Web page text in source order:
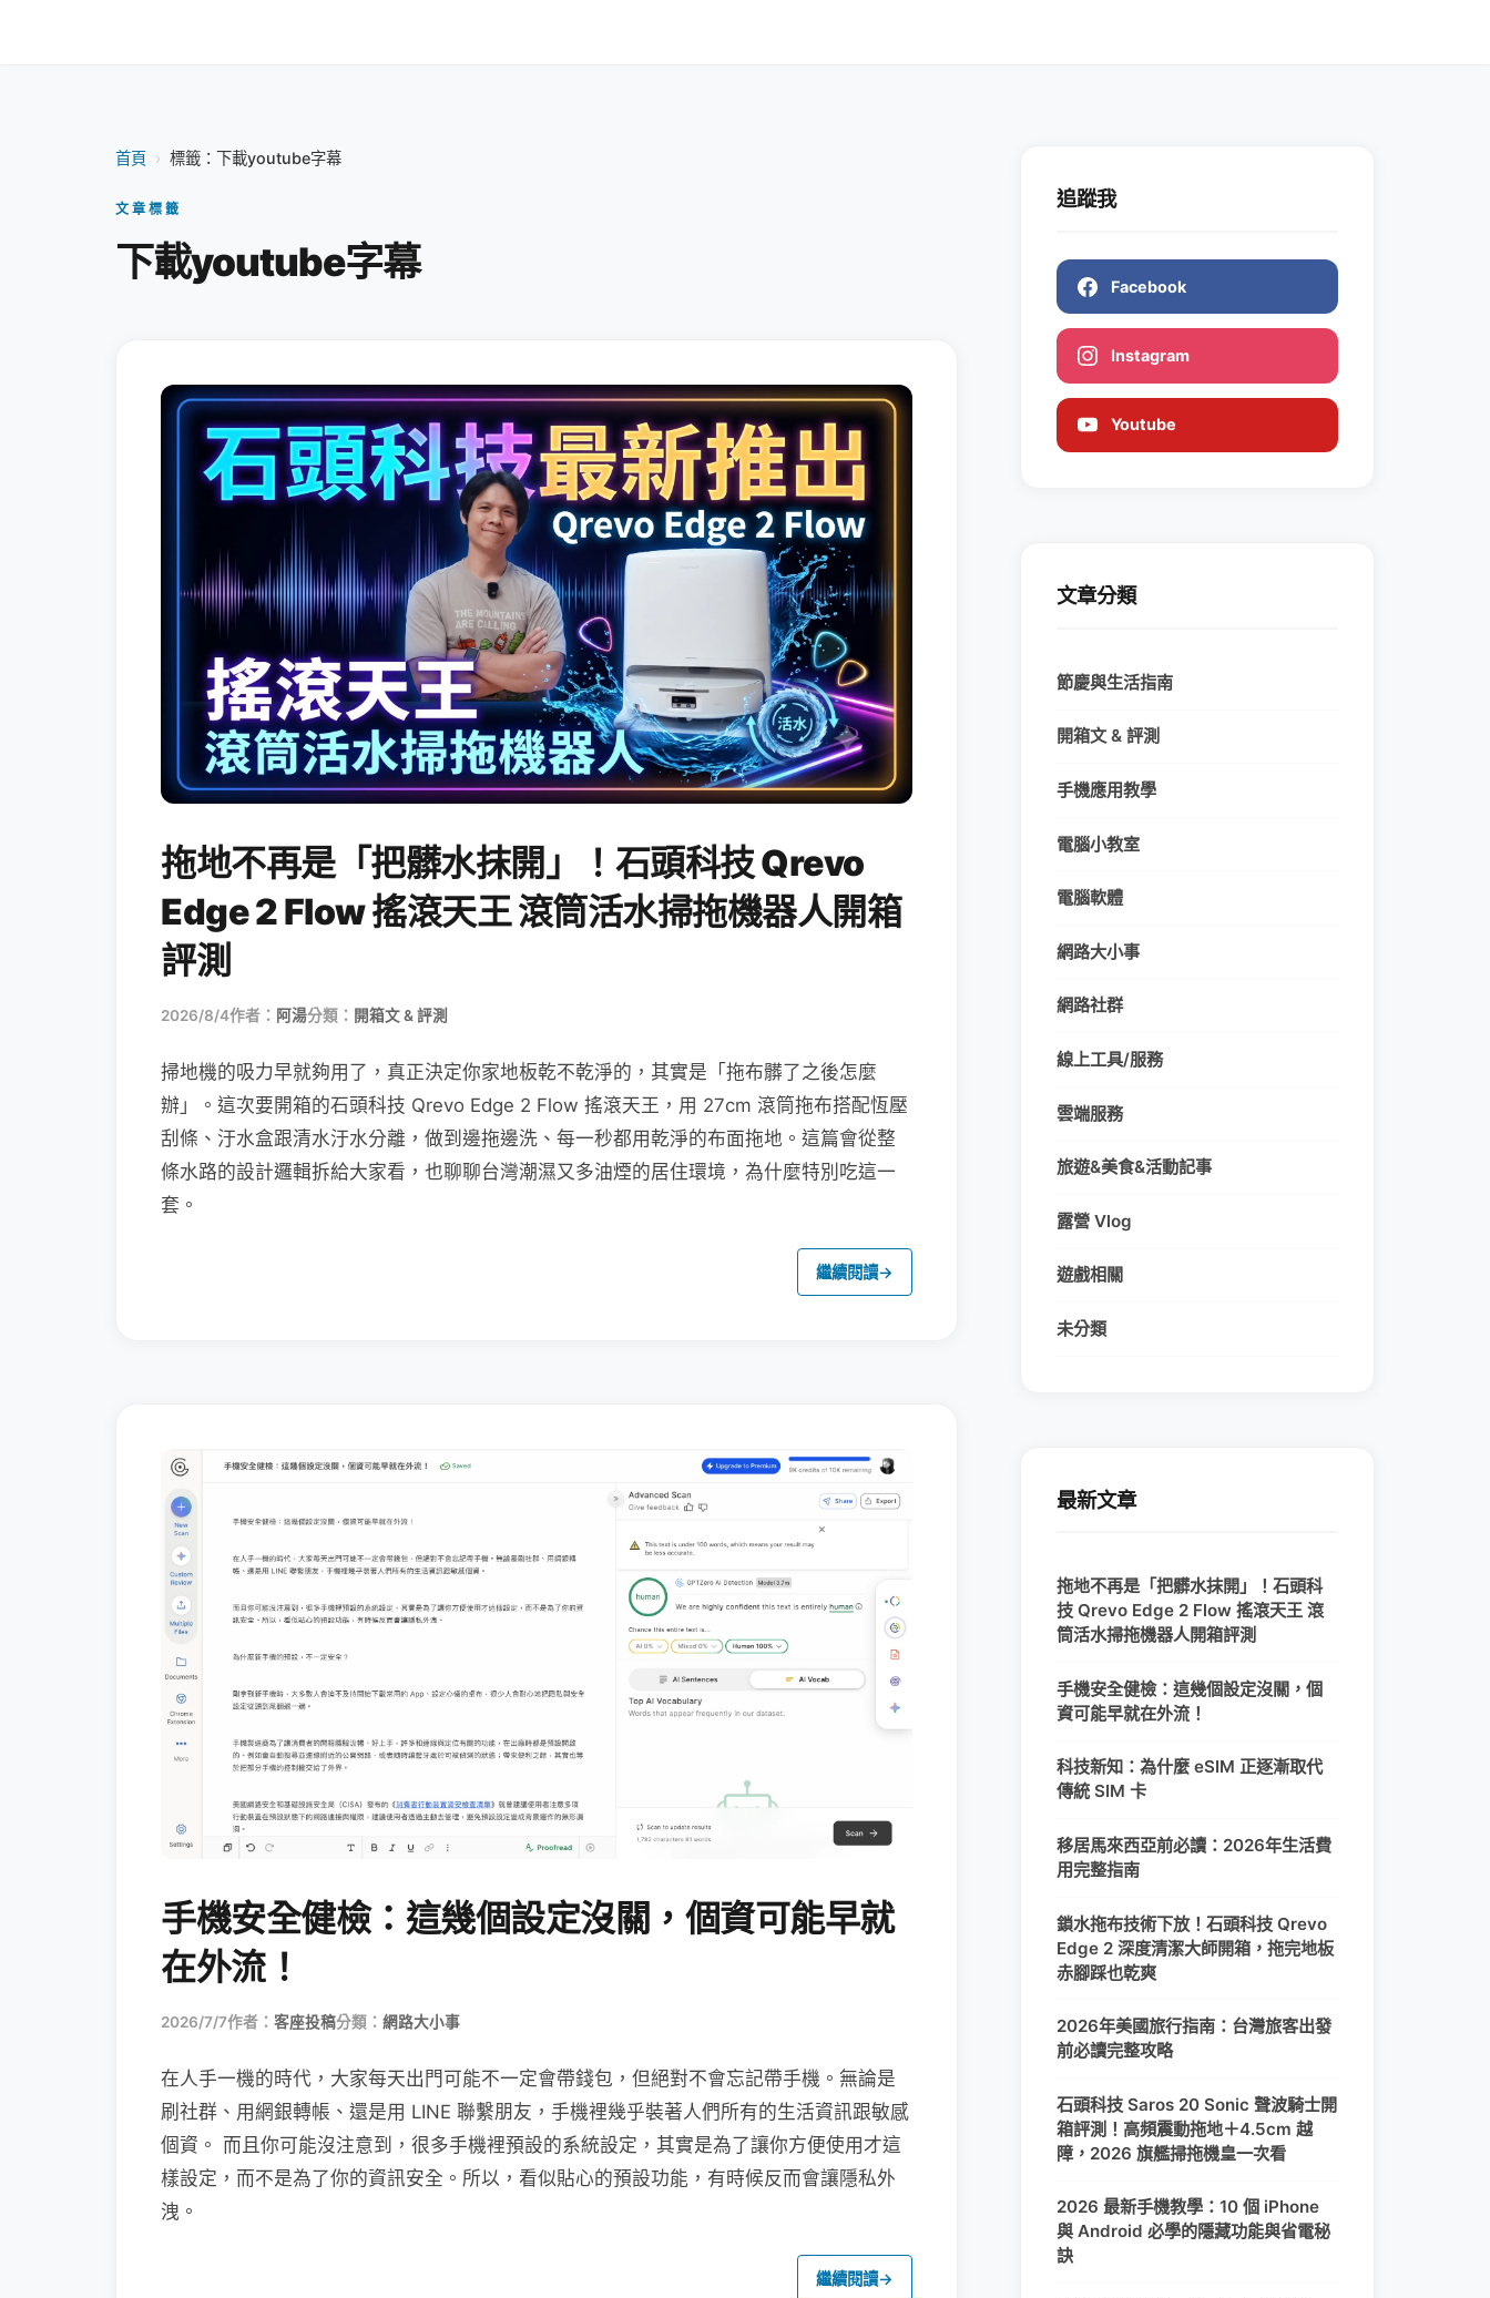
首頁 › 標籤：下載youtube字幕
文章標籤
下載youtube字幕
拖地不再是「把髒水抹開」！石頭科技 Qrevo
Edge 2 Flow 搖滾天王 滾筒活水掃拖機器人開箱
評測
2026/8/4作者： 阿湯分類： 開箱文 & 評測
掃地機的吸力早就夠用了，真正決定你家地板乾不乾淨的，其實是「拖布髒了之後怎麼
辦」。這次要開箱的石頭科技 Qrevo Edge 2 Flow 搖滾天王，用 27cm 滾筒拖布搭配恆壓
刮條、汙水盒跟清水汙水分離，做到邊拖邊洗、每一秒都用乾淨的布面拖地。這篇會從整
條水路的設計邏輯拆給大家看，也聊聊台灣潮濕又多油煙的居住環境，為什麼特別吃這一
套。
繼續閱讀→
手機安全健檢：這幾個設定沒關，個資可能早就
在外流！
2026/7/7作者： 客座投稿分類： 網路大小事
在人手一機的時代，大家每天出門可能不一定會帶錢包，但絕對不會忘記帶手機。無論是
刷社群、用網銀轉帳、還是用 LINE 聯繫朋友，手機裡幾乎裝著人們所有的生活資訊跟敏感
個資。 而且你可能沒注意到，很多手機裡預設的系統設定，其實是為了讓你方便使用才這
樣設定，而不是為了你的資訊安全。所以，看似貼心的預設功能，有時候反而會讓隱私外
洩。
繼續閱讀→
追蹤我
Facebook
Instagram
Youtube
文章分類
節慶與生活指南
開箱文 & 評測
手機應用教學
電腦小教室
電腦軟體
網路大小事
網路社群
線上工具/服務
雲端服務
旅遊&美食&活動記事
露營 Vlog
遊戲相關
未分類
最新文章
拖地不再是「把髒水抹開」！石頭科
技 Qrevo Edge 2 Flow 搖滾天王 滾
筒活水掃拖機器人開箱評測
手機安全健檢：這幾個設定沒關，個
資可能早就在外流！
科技新知：為什麼 eSIM 正逐漸取代
傳統 SIM 卡
移居馬來西亞前必讀：2026年生活費
用完整指南
鎖水拖布技術下放！石頭科技 Qrevo
Edge 2 深度清潔大師開箱，拖完地板
赤腳踩也乾爽
2026年美國旅行指南：台灣旅客出發
前必讀完整攻略
石頭科技 Saros 20 Sonic 聲波騎士開
箱評測！高頻震動拖地＋4.5cm 越
障，2026 旗艦掃拖機皇一次看
2026 最新手機教學：10 個 iPhone
與 Android 必學的隱藏功能與省電秘
訣